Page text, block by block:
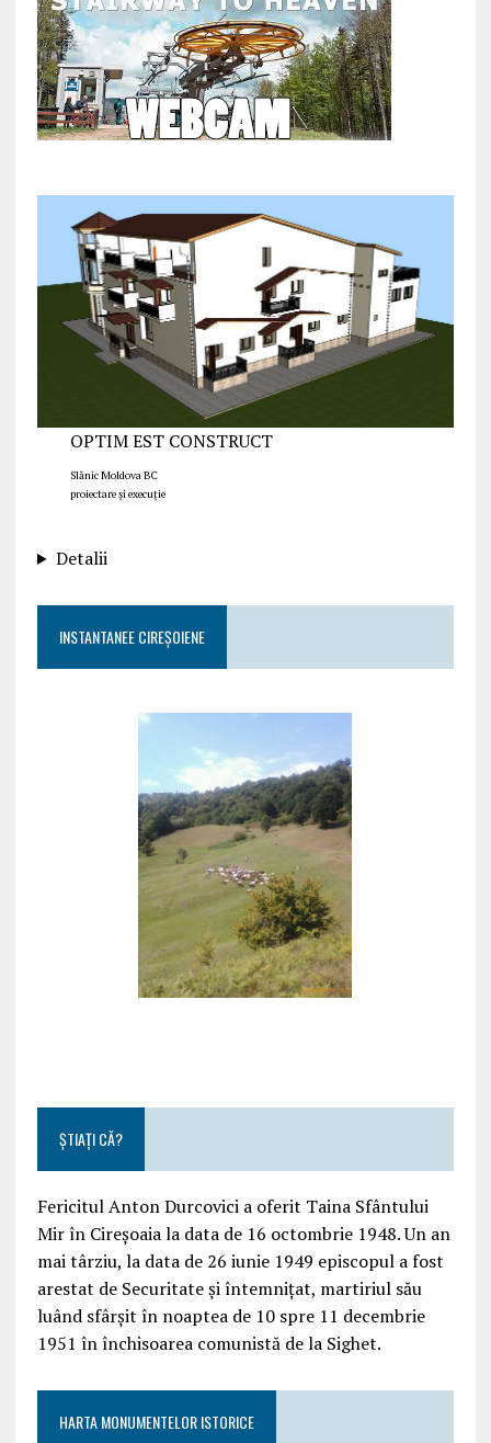
OPTIM EST CONSTRUCT
Slănic Moldova BC
proiectare și execuție
Detalii
INSTANTANEE CIREȘOIENE
ȘTIAȚI CĂ?
Fericitul Anton Durcovici a oferit Taina Sfântului
Mir în Cireșoaia la data de 16 octombrie 1948. Un an
mai târziu, la data de 26 iunie 1949 episcopul a fost
arestat de Securitate și întemnițat, martiriul său
luând sfârșit în noaptea de 10 spre 11 decembrie
1951 în închisoarea comunistă de la Sighet.
HARTA MONUMENTELOR ISTORICE